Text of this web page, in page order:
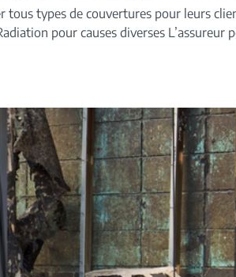
tous types de couvertures pour leurs
pour causes diverses L’assureur